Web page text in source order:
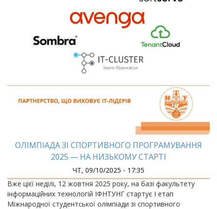
ОЛІМПІАДА ЗІ СПОРТИВНОГО ПРОГРАМУВАННЯ
2025 — НА НИЗЬКОМУ СТАРТІ
ЧТ, 09/10/2025 - 17:35
Вже цієї неділі, 12 жовтня 2025 року, на базі факультету
інформаційних технологій ІФНТУНГ стартує І етап
Міжнародної студентської олімпіади зі спортивного